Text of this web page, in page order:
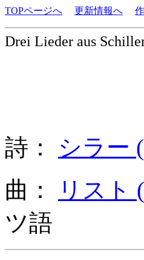
TOPページへ 更新情報へ
Drei Lieder aus
詩： シラー
曲：
リスト
ツ語